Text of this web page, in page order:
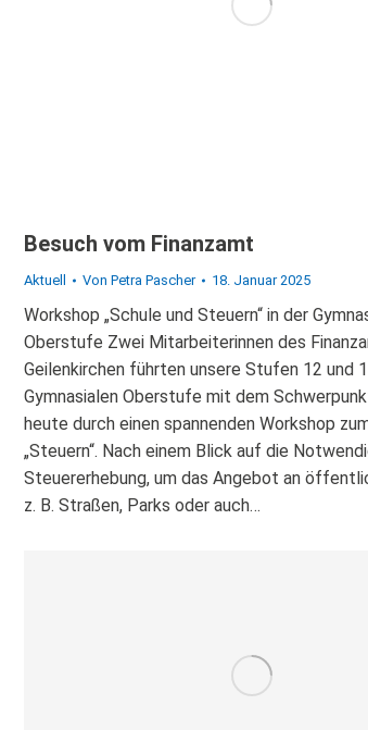
Besuch vom Finanzamt
Aktuell Von Petra Pascher 18. Januar 2025
Workshop „Schule und Steuern“ in der
Oberstufe Zwei Mitarbeiterinnen des
Geilenkirchen führten unsere Stufen 12 und
Gymnasialen Oberstufe mit dem
heute durch einen spannenden Workshop
„Steuern“. Nach einem Blick auf die
Steuererhebung, um das Angebot an
z. B. Straßen, Parks oder auch…